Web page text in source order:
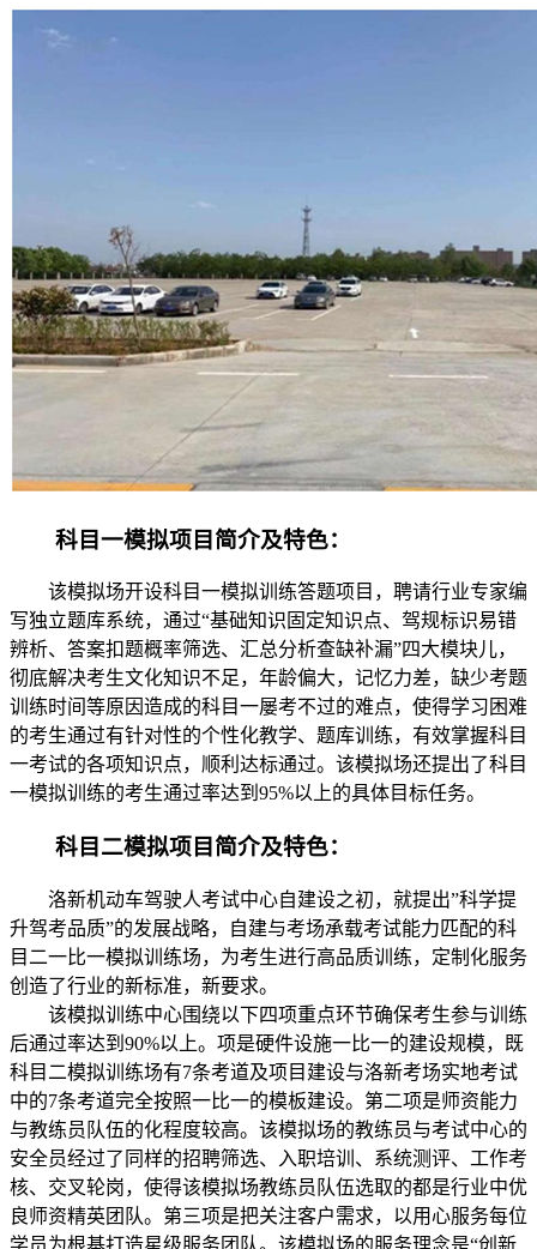
科目一模拟项目简介及特色：
该模拟场开设科目一模拟训练答题项目，聘请行业专家编
写独立题库系统，通过“基础知识固定知识点、驾规标识易错
辨析、答案扣题概率筛选、汇总分析查缺补漏”四大模块儿，
彻底解决考生文化知识不足，年龄偏大，记忆力差，缺少考题
训练时间等原因造成的科目一屡考不过的难点，使得学习困难
的考生通过有针对性的个性化教学、题库训练，有效掌握科目
一考试的各项知识点，顺利达标通过。该模拟场还提出了科目
一模拟训练的考生通过率达到95%以上的具体目标任务。
科目二模拟项目简介及特色：
洛新机动车驾驶人考试中心自建设之初，就提出”科学提
升驾考品质”的发展战略，自建与考场承载考试能力匹配的科
目二一比一模拟训练场，为考生进行高品质训练，定制化服务
创造了行业的新标准，新要求。
该模拟训练中心围绕以下四项重点环节确保考生参与训练
后通过率达到90%以上。项是硬件设施一比一的建设规模，既
科目二模拟训练场有7条考道及项目建设与洛新考场实地考试
中的7条考道完全按照一比一的模板建设。第二项是师资能力
与教练员队伍的化程度较高。该模拟场的教练员与考试中心的
安全员经过了同样的招聘筛选、入职培训、系统测评、工作考
核、交叉轮岗，使得该模拟场教练员队伍选取的都是行业中优
良师资精英团队。第三项是把关注客户需求，以用心服务每位
学员为根基打造星级服务团队。该模拟场的服务理念是“创新